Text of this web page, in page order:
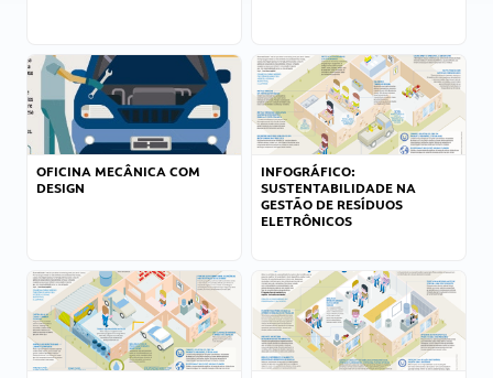
OFICINA MECÂNICA COM
DESIGN
INFOGRÁFICO:
SUSTENTABILIDADE NA
GESTÃO DE RESÍDUOS
ELETRÔNICOS